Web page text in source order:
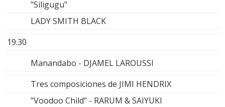
"Siligugu"
LADY SMITH BLACK
19.30
Manandabo - DJAMEL LAROUSSI
Tres composiciones de JIMI HENDRIX
"Voodoo Child" - RARUM & SAIYUKI